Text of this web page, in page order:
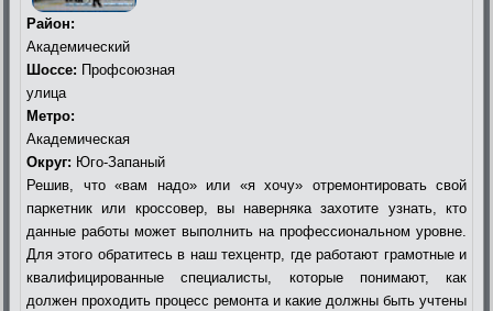
Район:
Академический
Шоссе: Профсоюзная
улица
Метро:
Академическая
Округ: Юго-Запаный
Решив, что «вам надо» или «я хочу» отремонтировать свой
паркетник или кроссовер, вы наверняка захотите узнать, кто
данные работы может выполнить на профессиональном уровне.
Для этого обратитесь в наш техцентр, где работают грамотные и
квалифицированные специалисты, которые понимают, как
должен проходить процесс ремонта и какие должны быть учтены